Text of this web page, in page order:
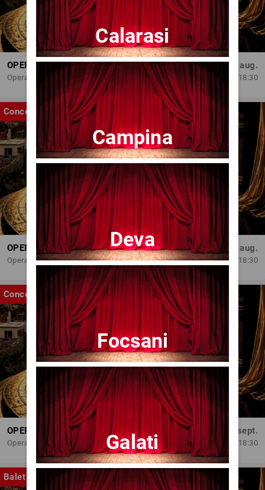
OPERA BRAȘOV ESTIVAL – ROMANCE & CINEMA - CONCERT
Opera Brasov
Sâm, 29 aug.
18:30
Concert
OPERA BRAȘOV ESTIVAL – ARMONII DE VARĂ - CVINTETUL VOCAL ANATOLY - CONCERT
Opera Brasov
Dum, 30 aug.
18:30
Concert
OPERA BRAȘOV ESTIVAL – SEARĂ DE OPERĂ – CONCERT EXTRAORDINAR
Opera Brasov
Sâm, 5 sept.
18:30
Balet
Calarasi
Campina
Deva
Focsani
Galati